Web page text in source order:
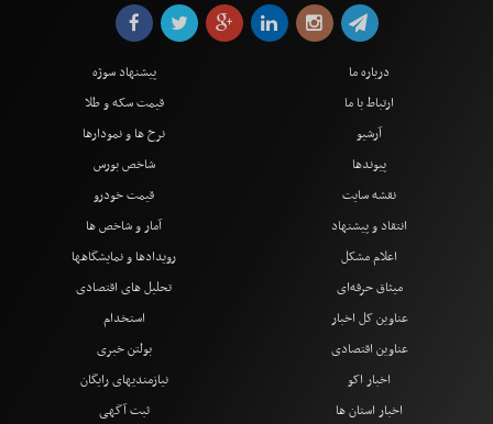
درباره ما
ارتباط با ما
آرشیو
پیوندها
نقشه سایت
انتقاد و پیشنهاد
اعلام مشکل
میثاق حرفه‌ای
پیشنهاد سوژه
قیمت سکه و طلا
نرخ ها و نمودارها
شاخص بورس
قیمت خودرو
آمار و شاخص ها
رویدادها و نمایشگاهها
تحلیل های اقتصادی
عناوین کل اخبار
عناوین اقتصادی
اخبار اکو
اخبار استان ها
استخدام
بولتن خبری
نیازمندیهای رایگان
ثبت آگهی